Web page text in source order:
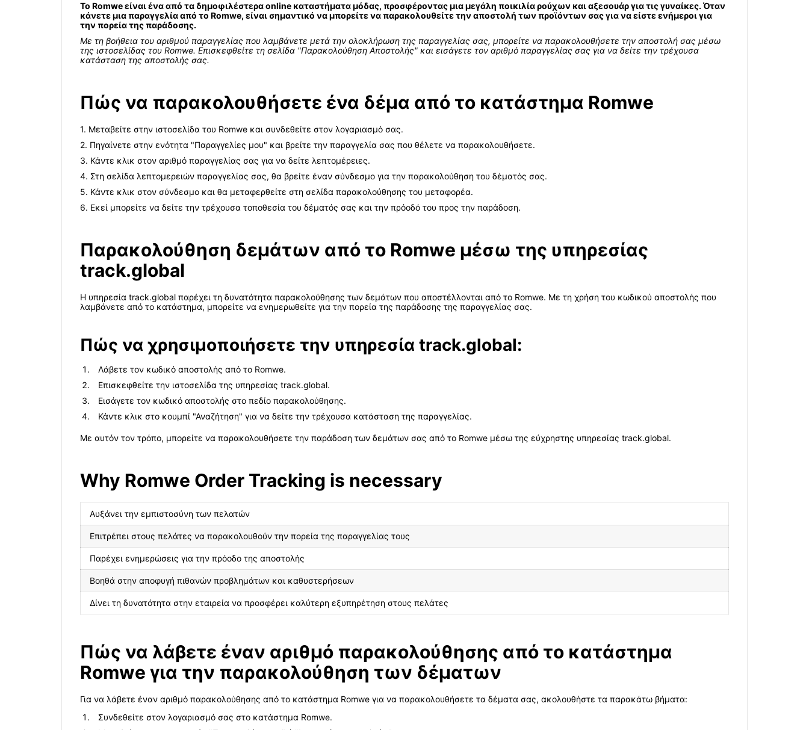
Το Romwe είναι ένα από τα δημοφιλέστερα online καταστήματα μόδας, προσφέροντας μια μεγάλη ποικιλία ρούχων και αξεσουάρ για τις γυναίκες. Όταν
κάνετε μια παραγγελία από το Romwe, είναι σημαντικό να μπορείτε να παρακολουθείτε την αποστολή των προϊόντων σας για να είστε ενήμεροι για
την πορεία της παράδοσης.
Με τη βοήθεια του αριθμού παραγγελίας που λαμβάνετε μετά την ολοκλήρωση της παραγγελίας σας, μπορείτε να παρακολουθήσετε την αποστολή σας μέσω
της ιστοσελίδας του Romwe. Επισκεφθείτε τη σελίδα "Παρακολούθηση Αποστολής" και εισάγετε τον αριθμό παραγγελίας σας για να δείτε την τρέχουσα
κατάσταση της αποστολής σας.
Πώς να παρακολουθήσετε ένα δέμα από το κατάστημα Romwe
1. Μεταβείτε στην ιστοσελίδα του Romwe και συνδεθείτε στον λογαριασμό σας.
2. Πηγαίνετε στην ενότητα "Παραγγελίες μου" και βρείτε την παραγγελία σας που θέλετε να παρακολουθήσετε.
3. Κάντε κλικ στον αριθμό παραγγελίας σας για να δείτε λεπτομέρειες.
4. Στη σελίδα λεπτομερειών παραγγελίας σας, θα βρείτε έναν σύνδεσμο για την παρακολούθηση του δέματός σας.
5. Κάντε κλικ στον σύνδεσμο και θα μεταφερθείτε στη σελίδα παρακολούθησης του μεταφορέα.
6. Εκεί μπορείτε να δείτε την τρέχουσα τοποθεσία του δέματός σας και την πρόοδό του προς την παράδοση.
Παρακολούθηση δεμάτων από το Romwe μέσω της υπηρεσίας
track.global
Η υπηρεσία track.global παρέχει τη δυνατότητα παρακολούθησης των δεμάτων που αποστέλλονται από το Romwe. Με τη χρήση του κωδικού αποστολής που
λαμβάνετε από το κατάστημα, μπορείτε να ενημερωθείτε για την πορεία της παράδοσης της παραγγελίας σας.
Πώς να χρησιμοποιήσετε την υπηρεσία track.global:
Λάβετε τον κωδικό αποστολής από το Romwe.
Επισκεφθείτε την ιστοσελίδα της υπηρεσίας track.global.
Εισάγετε τον κωδικό αποστολής στο πεδίο παρακολούθησης.
Κάντε κλικ στο κουμπί "Αναζήτηση" για να δείτε την τρέχουσα κατάσταση της παραγγελίας.
Με αυτόν τον τρόπο, μπορείτε να παρακολουθήσετε την παράδοση των δεμάτων σας από το Romwe μέσω της εύχρηστης υπηρεσίας track.global.
Why Romwe Order Tracking is necessary
Αυξάνει την εμπιστοσύνη των πελατών
Επιτρέπει στους πελάτες να παρακολουθούν την πορεία της παραγγελίας τους
Παρέχει ενημερώσεις για την πρόοδο της αποστολής
Βοηθά στην αποφυγή πιθανών προβλημάτων και καθυστερήσεων
Δίνει τη δυνατότητα στην εταιρεία να προσφέρει καλύτερη εξυπηρέτηση στους πελάτες
Πώς να λάβετε έναν αριθμό παρακολούθησης από το κατάστημα
Romwe για την παρακολούθηση των δέματων
Για να λάβετε έναν αριθμό παρακολούθησης από το κατάστημα Romwe για να παρακολουθήσετε τα δέματα σας, ακολουθήστε τα παρακάτω βήματα:
Συνδεθείτε στον λογαριασμό σας στο κατάστημα Romwe.